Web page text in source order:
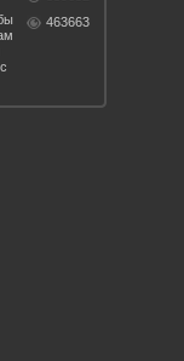
463663